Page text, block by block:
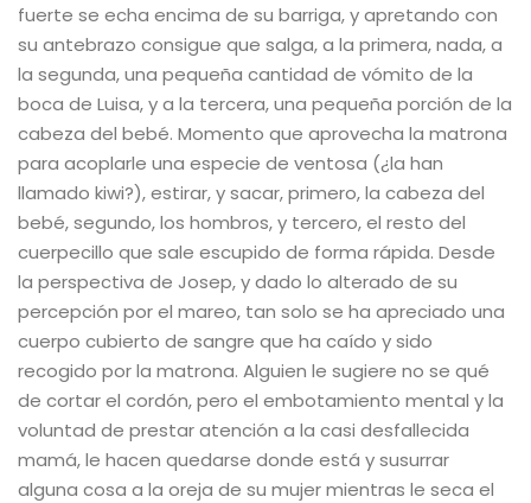
fuerte se echa encima de su barriga, y apretando con
su antebrazo consigue que salga, a la primera, nada, a
la segunda, una pequeña cantidad de vómito de la
boca de Luisa, y a la tercera, una pequeña porción de la
cabeza del bebé. Momento que aprovecha la matrona
para acoplarle una especie de ventosa (¿la han
llamado kiwi?), estirar, y sacar, primero, la cabeza del
bebé, segundo, los hombros, y tercero, el resto del
cuerpecillo que sale escupido de forma rápida. Desde
la perspectiva de Josep, y dado lo alterado de su
percepción por el mareo, tan solo se ha apreciado una
cuerpo cubierto de sangre que ha caído y sido
recogido por la matrona. Alguien le sugiere no se qué
de cortar el cordón, pero el embotamiento mental y la
voluntad de prestar atención a la casi desfallecida
mamá, le hacen quedarse donde está y susurrar
alguna cosa a la oreja de su mujer mientras le seca el